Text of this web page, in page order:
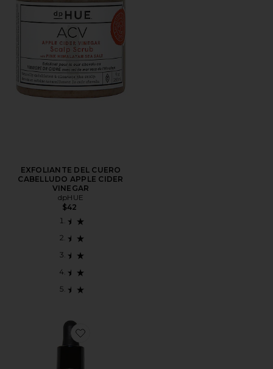
EXFOLIANTE DEL CUERO
CABELLUDO APPLE CIDER
VINEGAR
dpHUE
$42
Favorite SUERO DEL CUERO CABELLUDO APPLE